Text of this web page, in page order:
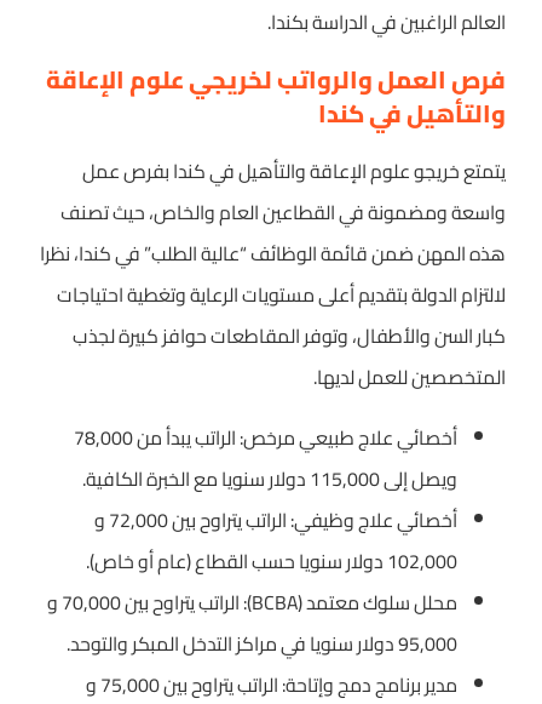
العالم الراغبين في الدراسة بكندا.
فرص العمل والرواتب لخريجي علوم الإعاقة
والتأهيل في كندا
يتمتع خريجو علوم الإعاقة والتأهيل في كندا بفرص عمل
واسعة ومضمونة في القطاعين العام والخاص، حيث تصنف
هذه المهن ضمن قائمة الوظائف “عالية الطلب” في كندا، نظرا
لالتزام الدولة بتقديم أعلى مستويات الرعاية وتغطية احتياجات
كبار السن والأطفال، وتوفر المقاطعات حوافز كبيرة لجذب
المتخصصين للعمل لديها.
أخصائي علاج طبيعي مرخص: الراتب يبدأ من 78,000
ويصل إلى 115,000 دولار سنويا مع الخبرة الكافية.
أخصائي علاج وظيفي: الراتب يتراوح بين 72,000 و
102,000 دولار سنويا حسب القطاع (عام أو خاص).
محلل سلوك معتمد (BCBA): الراتب يتراوح بين 70,000 و
95,000 دولار سنويا في مراكز التدخل المبكر والتوحد.
مدير برنامج دمج وإتاحة: الراتب يتراوح بين 75,000 و